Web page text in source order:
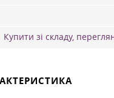
Купити зі складу,